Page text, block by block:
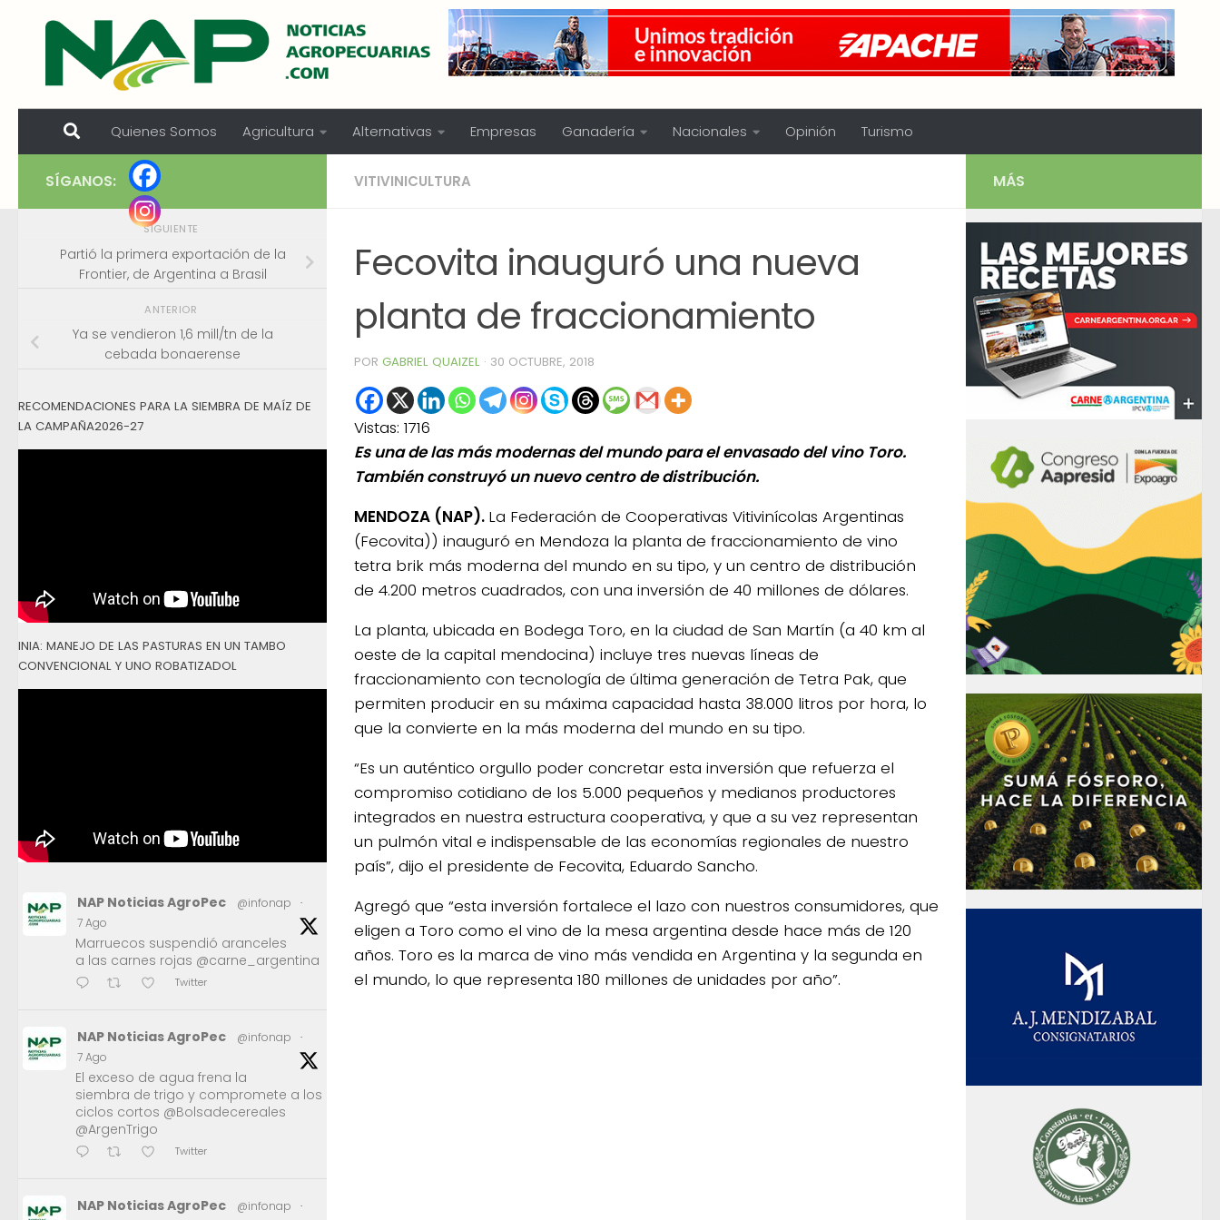
Skip to content
Quienes Somos Agricultura Alternativas Empresas Ganadería Nacionales Opinión Turismo
VITIVINICULTURA
Fecovita inauguró una nueva
planta de fraccionamiento
POR GABRIEL QUAIZEL · 30 OCTUBRE, 2018
Vistas: 1716
Es una de las más modernas del mundo para el envasado del vino Toro.
También construyó un nuevo centro de distribución.
MENDOZA (NAP). La Federación de Cooperativas Vitivinícolas Argentinas
(Fecovita)) inauguró en Mendoza la planta de fraccionamiento de vino
tetra brik más moderna del mundo en su tipo, y un centro de distribución
de 4.200 metros cuadrados, con una inversión de 40 millones de dólares.
La planta, ubicada en Bodega Toro, en la ciudad de San Martín (a 40 km al
oeste de la capital mendocina) incluye tres nuevas líneas de
fraccionamiento con tecnología de última generación de Tetra Pak, que
permiten producir en su máxima capacidad hasta 38.000 litros por hora, lo
que la convierte en la más moderna del mundo en su tipo.
“Es un auténtico orgullo poder concretar esta inversión que refuerza el
compromiso cotidiano de los 5.000 pequeños y medianos productores
integrados en nuestra estructura cooperativa, y que a su vez representan
un pulmón vital e indispensable de las economías regionales de nuestro
país”, dijo el presidente de Fecovita, Eduardo Sancho.
Agregó que “esta inversión fortalece el lazo con nuestros consumidores, que
eligen a Toro como el vino de la mesa argentina desde hace más de 120
años. Toro es la marca de vino más vendida en Argentina y la segunda en
el mundo, lo que representa 180 millones de unidades por año”.
SÍGANOS:
SIGUIENTE
Partió la primera exportación de la
Frontier, de Argentina a Brasil
ANTERIOR
Ya se vendieron 1,6 mill/tn de la
cebada bonaerense
RECOMENDACIONES PARA LA SIEMBRA DE MAÍZ DE
LA CAMPAÑA2026-27
INIA: MANEJO DE LAS PASTURAS EN UN TAMBO
CONVENCIONAL Y UNO ROBATIZADOL
NAP Noticias AgroPec @infonap
·
7 Ago
Marruecos suspendió aranceles
a las carnes rojas @carne_argentina
Twitter
NAP Noticias AgroPec @infonap
·
7 Ago
El exceso de agua frena la
siembra de trigo y compromete a los
ciclos cortos @Bolsadecereales
@ArgenTrigo
Twitter
NAP Noticias AgroPec @infonap
·
MÁS